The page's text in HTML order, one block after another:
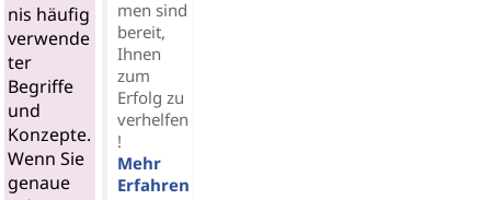
nis häufig
verwende
ter
Begriffe
und
Konzepte.
Wenn Sie
genaue
men sind
bereit,
Ihnen
zum
Erfolg zu
verhelfen
!
Mehr
Erfahren